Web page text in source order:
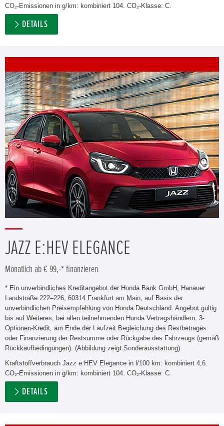
CO₂-Emissionen in g/km: kombiniert 104. CO₂-Klasse: C.
DETAILS
JAZZ E:HEV ELEGANCE
Monatlich ab € 99,-* finanzieren
* Ein unverbindliches Kreditangebot der Honda Bank GmbH, Hanauer
Landstraße 222–226, 60314 Frankfurt am Main, auf Basis der
unverbindlichen Preisempfehlung von Honda Deutschland. Angebot gültig
bis auf Weiteres; bei allen teilnehmenden Honda Vertragshändlern. 3-
Optionen-Kredit, am Ende der Laufzeit Begleichung des Restbetrages
oder Finanzierung der Restsumme oder Rückgabe des Fahrzeugs (gemäß
Rückkaufbedingungen). (Abbildung zeigt Sonderausstattung)
Kraftstoffverbrauch Jazz e:HEV Elegance in l/100 km: kombiniert 4,6.
CO₂-Emissionen in g/km: kombiniert 104. CO₂-Klasse: C.
DETAILS